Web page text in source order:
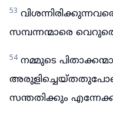
53
സമ്പന്നന്മാരെ
54 നമ്മുടെ
സന്തതിക്കും